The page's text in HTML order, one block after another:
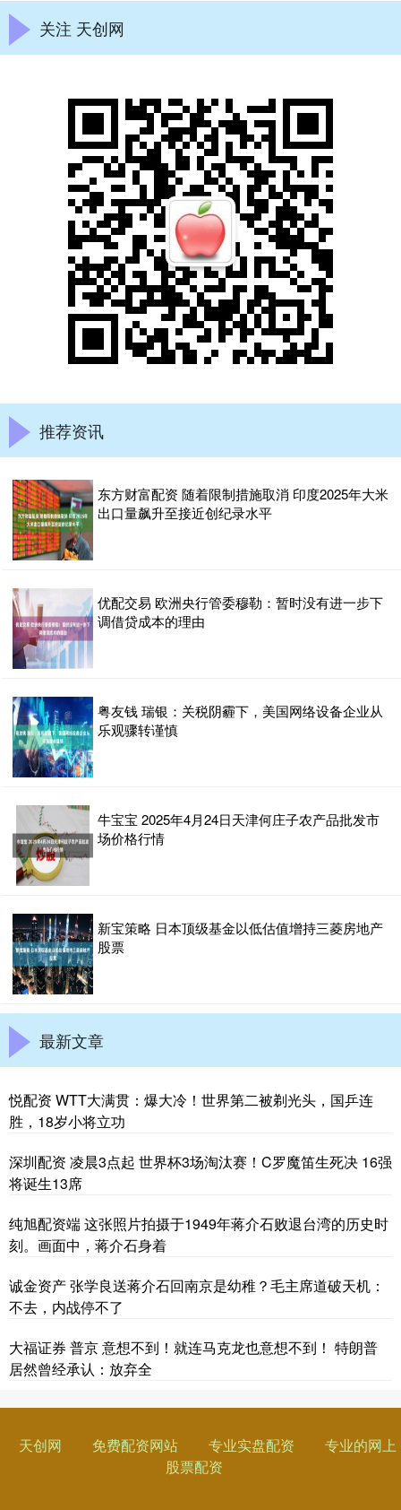
关注 天创网
推荐资讯
东方财富配资 随着限制措施取消 印度2025年大米
出口量飙升至接近创纪录水平
优配交易 欧洲央行管委穆勒：暂时没有进一步下
调借贷成本的理由
粤友钱 瑞银：关税阴霾下，美国网络设备企业从
乐观骤转谨慎
牛宝宝 2025年4月24日天津何庄子农产品批发市
场价格行情
新宝策略 日本顶级基金以低估值增持三菱房地产
股票
最新文章
悦配资 WTT大满贯：爆大冷！世界第二被剃光头，国乒连
胜，18岁小将立功
深圳配资 凌晨3点起 世界杯3场淘汰赛！C罗魔笛生死决 16强
将诞生13席
纯旭配资端 这张照片拍摄于1949年蒋介石败退台湾的历史时
刻。画面中，蒋介石身着
诚金资产 张学良送蒋介石回南京是幼稚？毛主席道破天机：
不去，内战停不了
大福证券 普京 意想不到！就连马克龙也意想不到！ 特朗普
居然曾经承认：放弃全
天创网 免费配资网站 专业实盘配资
专业的网上
股票配资